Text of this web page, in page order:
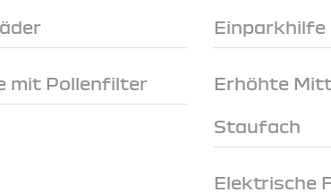
mit Pollenfilter Erhöhte
Staufach
Elektrische